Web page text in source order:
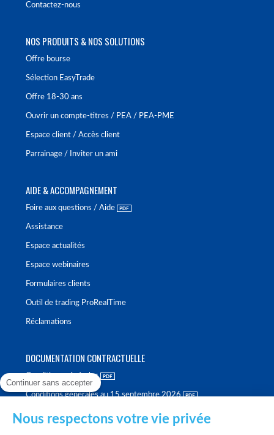
Contactez-nous
NOS PRODUITS & NOS SOLUTIONS
Offre bourse
Sélection EasyTrade
Offre 18-30 ans
Ouvrir un compte-titres / PEA / PEA-PME
Espace client / Accès client
Parrainage / Inviter un ami
AIDE & ACCOMPAGNEMENT
Foire aux questions / Aide
Assistance
Espace actualités
Espace webinaires
Formulaires clients
Outil de trading ProRealTime
Réclamations
DOCUMENTATION CONTRACTUELLE
Conditions générales
Conditions générales au 15 septembre 2026
Continuer sans accepter
Nous respectons votre vie privée